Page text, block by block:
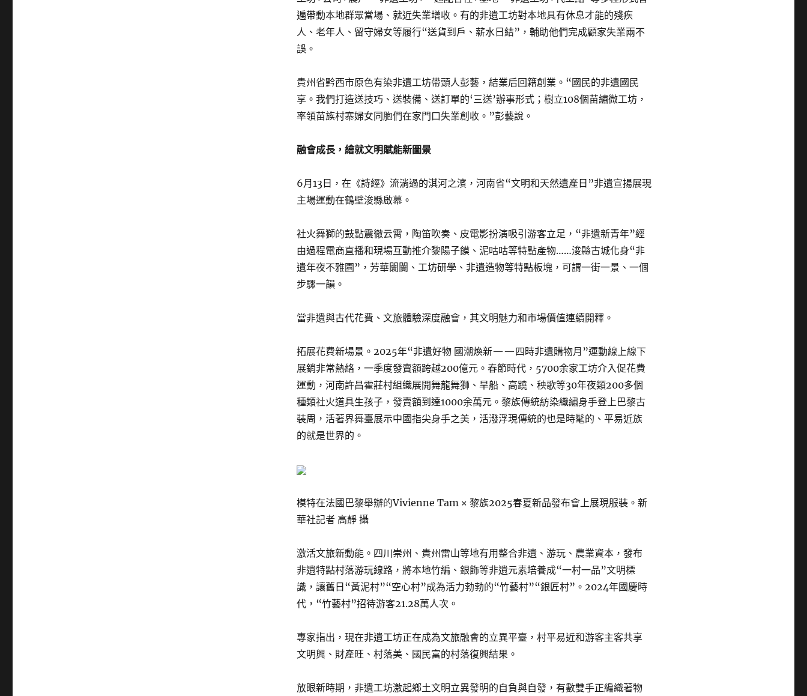
遍帶動本地群眾當場、就近失業增收。有的非遺工坊對本地具有休息才能的殘疾
人、老年人、留守婦女等履行“送貨到戶、薪水日結”，輔助他們完成顧家失業兩不
誤。
貴州省黔西市原色有染非遺工坊帶頭人彭藝，結業后回籍創業。“國民的非遺國民
享。我們打造送技巧、送裝備、送訂單的‘三送’辦事形式；樹立108個苗繡微工坊，
率領苗族村寨婦女同胞們在家門口失業創收。”彭藝說。
融會成長，繪就文明賦能新圖景
6月13日，在《詩經》流淌過的淇河之濱，河南省“文明和天然遺產日”非遺宣揚展現
主場運動在鶴壁浚縣啟幕。
社火舞獅的鼓點震徹云霄，陶笛吹奏、皮電影扮演吸引游客立足，“非遺新青年”經
由過程電商直播和現場互動推介黎陽子饃、泥咕咕等特點產物……浚縣古城化身“非
遺年夜不雅園”，芳華闤闠、工坊研學、非遺造物等特點板塊，可謂一街一景、一個
步驟一韻。
當非遺與古代花費、文旅體驗深度融會，其文明魅力和市場價值連續開釋。
拓展花費新場景。2025年“非遺好物 國潮煥新——四時非遺購物月”運動線上線下
展銷非常熱絡，一季度發賣額跨越200億元。春節時代，5700余家工坊介入促花費
運動，河南許昌霍莊村組織展開舞龍舞獅、旱船、高蹺、秧歌等30年夜類200多個
種類社火道具生孩子，發賣額到達1000余萬元。黎族傳統紡染織繡身手登上巴黎古
裝周，活著界舞臺展示中國指尖身手之美，活潑浮現傳統的也是時髦的、平易近族
的就是世界的。
模特在法國巴黎舉辦的Vivienne Tam × 黎族2025春夏新品發布會上展現服裝。新
華社記者 高靜 攝
激活文旅新動能。四川崇州、貴州雷山等地有用整合非遺、游玩、農業資本，發布
非遺特點村落游玩線路，將本地竹編、銀飾等非遺元素培養成“一村一品”文明標
識，讓舊日“黃泥村”“空心村”成為活力勃勃的“竹藝村”“銀匠村”。2024年國慶時
代，“竹藝村”招待游客21.28萬人次。
專家指出，現在非遺工坊正在成為文旅融會的立異平臺，村平易近和游客主客共享
文明興、財產旺、村落美、國民富的村落復興結果。
放眼新時期，非遺工坊激起鄉土文明立異發明的自負與自發，有數雙手正編織著物